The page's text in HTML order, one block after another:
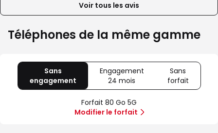
Voir tous les avis
Téléphones de la même gamme
Sans
engagement
80
Go
5G
Engagement
24 mois
Offre
spéciale
Illimité
Sans
forfait
Sans
Forfait 80 Go 5G
Modifier le forfait